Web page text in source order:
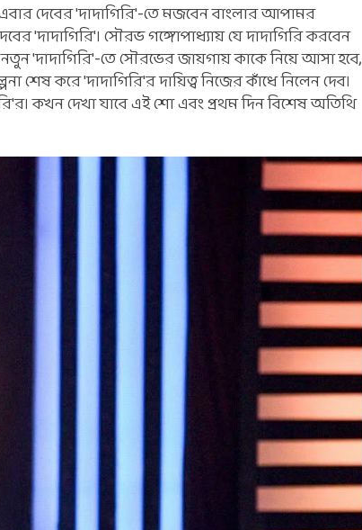
দেবের 'দাদাগিরি'-তে মজবেন বাংলার আপামর
'দাদাগিরি'। সৌরভ গঙ্গোপাধ্যায় যে দাদাগিরি করবেন
'দাদাগিরি'-তে সৌরভের জায়গায় কাকে নিয়ে আসা হবে,
শেষ করে 'দাদাগিরি'র দায়িত্ব নিজের কাঁধে নিলেন দেব।
কখন দেখা যাবে এই শো এবং প্রথম দিন বিশেষ অতিথি